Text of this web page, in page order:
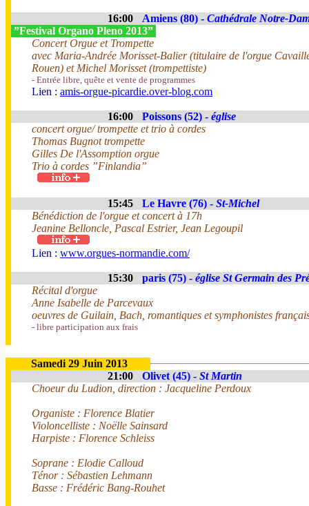
16:00 Amiens (80) - Cathédrale Notre-
”Festival Organo Pleno 2013”
Concert Orgue et Trompette
avec Maria-Andrée Morisset-Balier (titulaire de l'orgue
Rouen) et Michel Morisset (trompettiste)
- Entrée libre, quête et vente de programmes
Lien : amis-orgue-picardie.over-blog.com
16:00 Poissons (52) - église
concert orgue/ trompette et trio à cordes
Thomas Bugnot trompette
Gilles De l'Assomption orgue
Trio à cordes ”Finlandia”
15:45 Le Havre (76) - St-Michel
Bénédiction de l'orgue et concert à 17h
Jeanine Belloncle, Pascal Estrier, Jean Legoupil
Lien : www.orgues-normandie.com/
15:30 paris (75) - église St Germain des
Récital d'orgue
Anne Isabelle de Parcevaux
oeuvres de Guilain, Bach, romantiques et symphonistes
- libre participation aux frais
Samedi 29 Juin 2013
21:00
Olivet (45) - St Martin
Choeur du Ludion, direction : Jacqueline Perdoux
Organiste : Florence Blatier
Violoncelliste : Noëlle Sainsard
Harpiste : Florence Schleiss
Soprane : Elodie Calloud
Ténor : Sébastien Lehmann
Basse : Frédéric Bang-Rouhet